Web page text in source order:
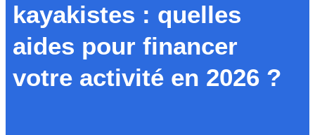
kayakistes : quelles
aides pour financer
votre activité en 2026 ?